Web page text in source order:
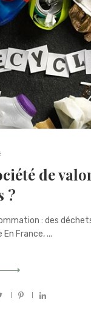
de
?
: des
France, ...